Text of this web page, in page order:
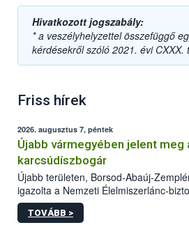
Hivatkozott jogszabály:
* a veszélyhelyzettel összefüggő
kérdésekről szóló 2021. évi CXXX.
Friss hírek
2026. augusztus 7, péntek
Újabb vármegyében jelent meg
karcsúdíszbogár
Újabb területen, Borsod-Abaúj-
igazolta a Nemzeti Élelmiszerlánc-
kőrisrontó karcsúdíszbogár (Agrilus
kártevőt nem csak színcsapdában
TOVÁBB >